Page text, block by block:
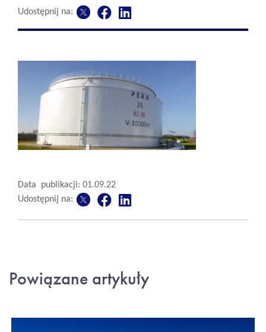
Udostępnij na:
Data publikacji: 01.09.22
Udostępnij na:
Powiązane artykuły